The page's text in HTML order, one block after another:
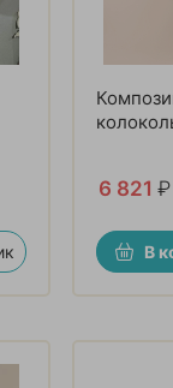
6 821 ₽
В